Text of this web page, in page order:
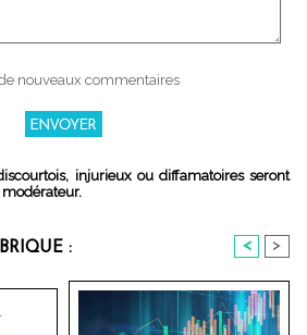
nouveaux commentaires
injurieux ou diffamatoires seront
: < >